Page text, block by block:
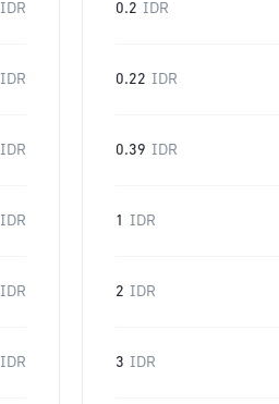
IDR
IDR
IDR
IDR
IDR
IDR
0.2 IDR
0.22 IDR
0.39 IDR
1 IDR
2 IDR
3 IDR